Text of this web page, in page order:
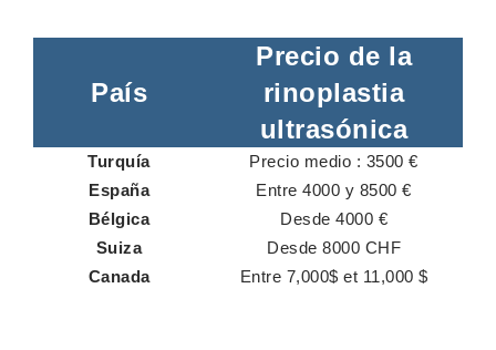
País
Precio de la
rinoplastia
ultrasónica
Turquía
Precio medio : 3500 €
España
Entre 4000 y 8500 €
Bélgica
Desde 4000 €
Suiza
Desde 8000 CHF
Canada
Entre 7,000$ et 11,000 $